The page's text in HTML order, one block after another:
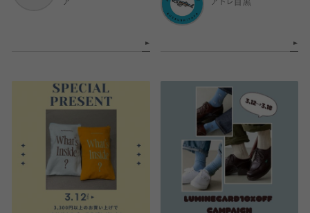
ア
アトレ目黒